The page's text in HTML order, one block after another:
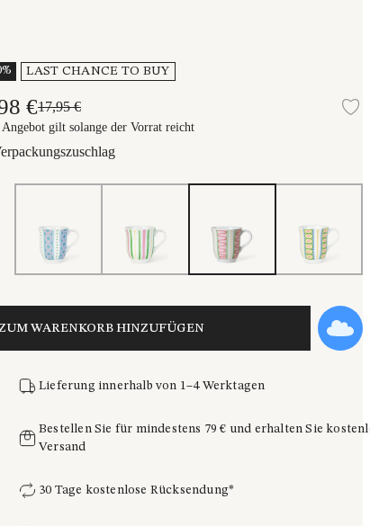
LAST CHANCE TO BUY
€17,95 €
Angebot gilt solange der Vorrat reicht
WARENKORB HINZUFÜGEN
Lieferung innerhalb von 1–4 Werktagen
Bestellen Sie für mindestens 79 € und erhalten Sie
Versand
30 Tage kostenlose Rücksendung*